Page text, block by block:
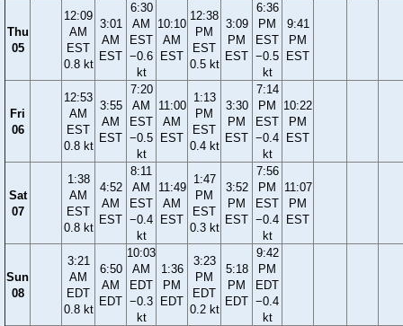
Thu
05
12:09
AM
EST
0.8 kt
3:01
AM
EST
6:30
AM
EST
−0.6
kt
10:10
AM
EST
12:38
PM
EST
0.5 kt
3:09
PM
EST
6:36
PM
EST
−0.5
kt
9:41
PM
EST
Fri
06
12:53
AM
EST
0.8 kt
3:55
AM
EST
7:20
AM
EST
−0.5
kt
11:00
AM
EST
1:13
PM
EST
0.4 kt
3:30
PM
EST
7:14
PM
EST
−0.4
kt
10:22
PM
EST
Sat
07
1:38
AM
EST
0.8 kt
4:52
AM
EST
8:11
AM
EST
−0.4
kt
11:49
AM
EST
1:47
PM
EST
0.3 kt
3:52
PM
EST
7:56
PM
EST
−0.4
kt
11:07
PM
EST
Sun
08
3:21
AM
EDT
0.8 kt
6:50
AM
EDT
10:03
AM
EDT
−0.3
kt
1:36
PM
EDT
3:23
PM
EDT
0.2 kt
5:18
PM
EDT
9:42
PM
EDT
−0.4
kt